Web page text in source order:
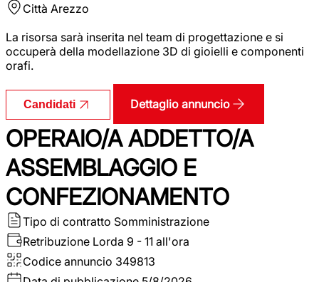
Città Arezzo
La risorsa sarà inserita nel team di progettazione e si
occuperà della modellazione 3D di gioielli e componenti
orafi.
Candidati Dettaglio annuncio
OPERAIO/A ADDETTO/A
ASSEMBLAGGIO E
CONFEZIONAMENTO
Tipo di contratto Somministrazione
Retribuzione Lorda 9 - 11 all'ora
Codice annuncio 349813